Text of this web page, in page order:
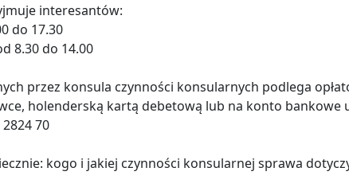
interesantów:
do 17.30
8.30 do 14.00
przez konsula czynności konsularnych podlega
holenderską kartą debetową lub na konto bankowe
2824 70
kogo i jakiej czynności konsularnej sprawa